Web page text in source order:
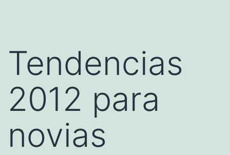
Tendencias
2012 para
novias